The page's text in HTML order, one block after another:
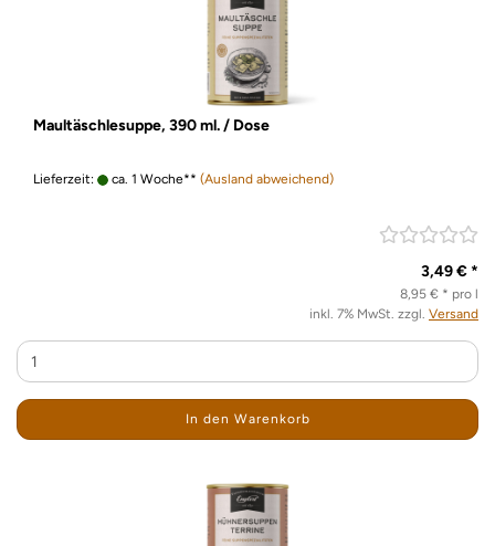
Maultäschlesuppe, 390 ml. / Dose
Lieferzeit: ca. 1 Woche** (Ausland abweichend)
3,49 € *
8,95 € * pro l
inkl. 7% MwSt. zzgl. Versand
In den Warenkorb